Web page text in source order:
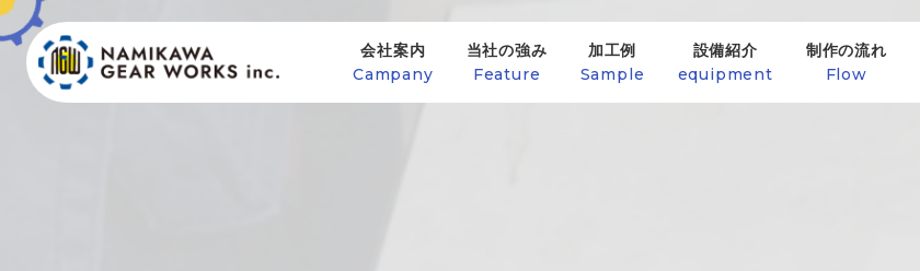
会社案内
Campany
当社の強み
Feature
加工例
Sample
設備紹介
equipment
制作の流れ
Flow